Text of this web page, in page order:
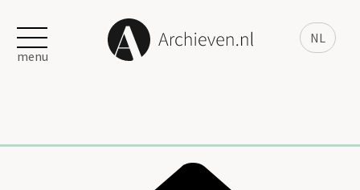
NL
menu